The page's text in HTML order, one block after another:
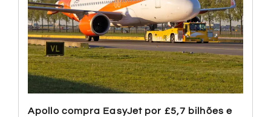
Apollo compra EasyJet por £5,7 bilhões e